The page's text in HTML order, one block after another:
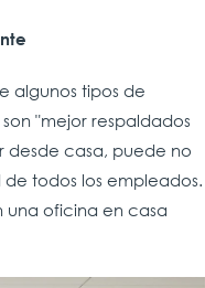
algunos tipos de
"mejor respaldados
desde casa, puede no
todos los empleados.
oficina en casa